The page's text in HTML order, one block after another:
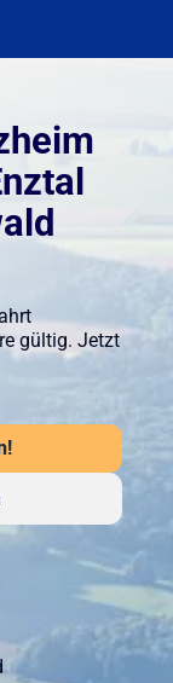
gültig. Jetzt